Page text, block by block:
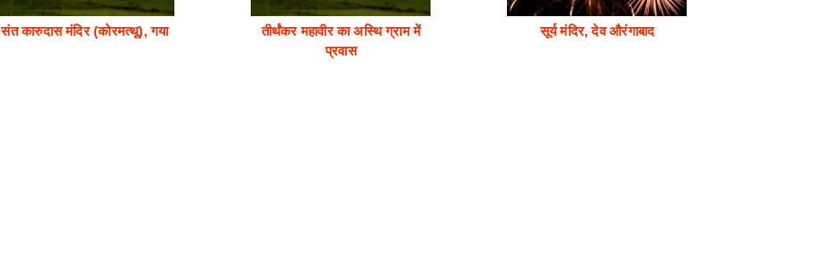
संत कारुदास मंदिर (कोरमत्थू), गया
तीर्थंकर महावीर का अस्थि ग्राम में
प्रवास
सूर्य मंदिर, देव औरंगाबाद